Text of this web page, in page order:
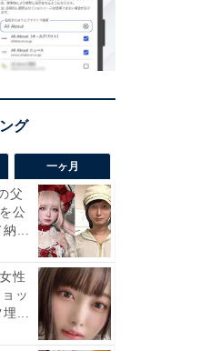
一ヶ月
父
公
納...
性
ッ
埋...